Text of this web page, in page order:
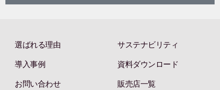
選ばれる理由
サステナビリティ
導入事例
資料ダウンロード
お問い合わせ
販売店一覧